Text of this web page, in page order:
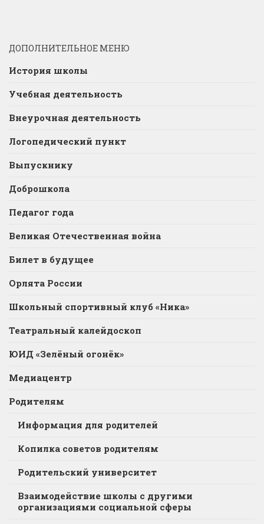
ДОПОЛНИТЕЛЬНОЕ МЕНЮ
История школы
Учебная деятельность
Внеурочная деятельность
Логопедический пункт
Выпускнику
Доброшкола
Педагог года
Великая Отечественная война
Билет в будущее
Орлята России
Школьный спортивный клуб «Ника»
Театральный калейдоскоп
ЮИД «Зелёный огонёк»
Медиацентр
Родителям
Информация для родителей
Копилка советов родителям
Родительский университет
Взаимодействие школы с другими
организациями социальной сферы